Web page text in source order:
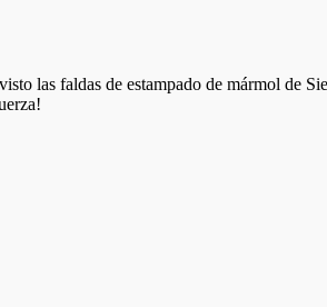
las faldas de estampado de mármol de